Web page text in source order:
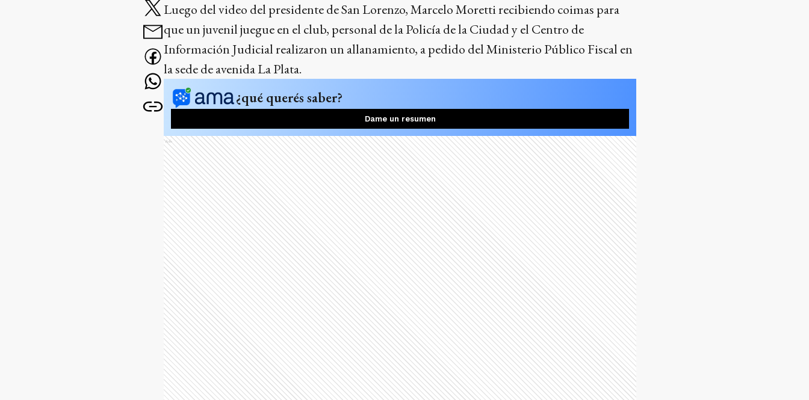
Luego del video del presidente de San Lorenzo, Marcelo Moretti recibiendo coimas para
que un juvenil juegue en el club, personal de la Policía de la Ciudad y el Centro de
Información Judicial realizaron un allanamiento, a pedido del Ministerio Público Fiscal en
la sede de avenida La Plata.
¿qué querés saber?
Dame un resumen
Ads